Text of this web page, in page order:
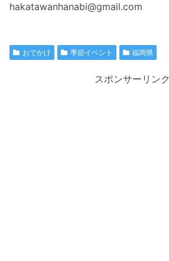
hakatawanhanabi@gmail.com
おでかけ 季節イベント 福岡県
スポンサーリンク